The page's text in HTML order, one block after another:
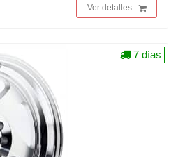
Ver detalles
7 días